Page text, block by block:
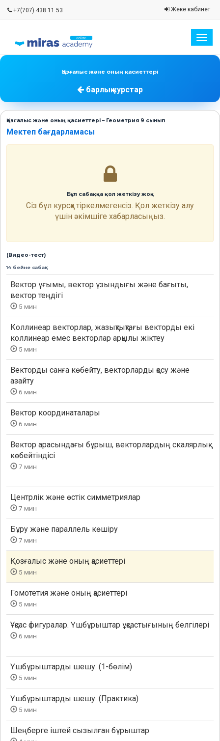
+7(707) 438 11 53 Жеке кабинет
Қозғалыс және оның қасиеттері
барлық курстар
Қозғалыс және оның қасиеттері – Геометрия 9 сынып
Мектеп бағдарламасы
Бұл сабаққа қол жеткізу жоқ
Сіз бұл курсқа тіркелмегенсіз. Қол жеткізу алу
үшін әкімшіге хабарласыңыз.
(Видео-тест)
14 бейне сабақ
Вектор ұғымы, вектор ұзындығы және бағыты,
вектор теңдігі
5 мин
Коллинеар векторлар, жазықтықтағы векторды екі
коллинеар емес векторлар арқылы жіктеу
5 мин
Векторды санға көбейту, векторларды қосу және
азайту
6 мин
Вектор координаталары
6 мин
Вектор арасындағы бұрыш, векторлардың скалярлық
көбейтіндісі
7 мин
Центрлік және өстік симметриялар
7 мин
Бұру және параллель көшіру
7 мин
Қозғалыс және оның қасиеттері
5 мин
Гомотетия және оның қасиеттері
5 мин
Ұқсас фигуралар. Үшбұрыштар ұқсастығының белгілері
6 мин
Үшбұрыштарды шешу. (1-бөлім)
5 мин
Үшбұрыштарды шешу. (Практика)
5 мин
Шеңберге іштей сызылған бұрыштар